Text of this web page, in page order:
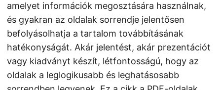
amelyet információk megosztására használnak,
és gyakran az oldalak sorrendje jelentősen
befolyásolhatja a tartalom továbbításának
hatékonyságát. Akár jelentést, akár prezentációt
vagy kiadványt készít, létfontosságú, hogy az
oldalak a leglogikusabb és leghatásosabb